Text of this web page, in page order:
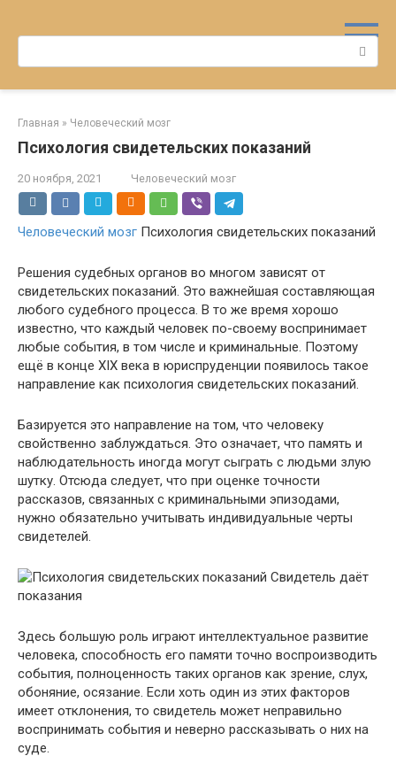
Поиск:
Главная » Человеческий мозг
Психология свидетельских показаний
20 ноября, 2021 Человеческий мозг
Человеческий мозг Психология свидетельских показаний
Решения судебных органов во многом зависят от
свидетельских показаний. Это важнейшая составляющая
любого судебного процесса. В то же время хорошо
известно, что каждый человек по-своему воспринимает
любые события, в том числе и криминальные. Поэтому
ещё в конце XIX века в юриспруденции появилось такое
направление как психология свидетельских показаний.
Базируется это направление на том, что человеку
свойственно заблуждаться. Это означает, что память и
наблюдательность иногда могут сыграть с людьми злую
шутку. Отсюда следует, что при оценке точности
рассказов, связанных с криминальными эпизодами,
нужно обязательно учитывать индивидуальные черты
свидетелей.
Свидетель даёт
показания
Здесь большую роль играют интеллектуальное развитие
человека, способность его памяти точно воспроизводить
события, полноценность таких органов как зрение, слух,
обоняние, осязание. Если хоть один из этих факторов
имеет отклонения, то свидетель может неправильно
воспринимать события и неверно рассказывать о них на
суде.